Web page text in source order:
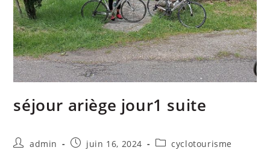
séjour ariège jour1 suite
admin juin 16, 2024 cyclotourisme